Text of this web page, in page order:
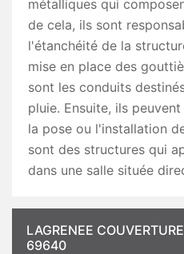
métalliques qui
de cela, ils sont
l'étanchéité de la
mise en place des
sont les conduits
pluie. Ensuite, ils
la pose ou l'installation
sont des structures qui
dans une salle située
LAGRENEE
69640